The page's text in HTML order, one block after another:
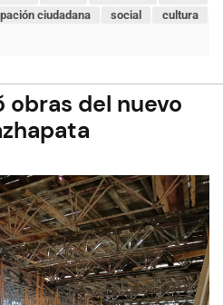
cultura
social
ciudadana
del nuevo